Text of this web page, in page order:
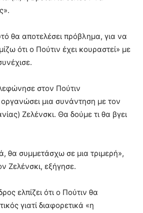
θα αποτελέσει πρόβλημα, για να
ότι ο Πούτιν έχει κουραστεί» με
στον Πούτιν
μια συνάντηση με τον
Ζελένσκι. Θα δούμε τι θα βγει
θα συμμετάσχω σε μια τριμερή»,
Ζελένσκι, εξήγησε.
ελπίζει ότι ο Πούτιν θα
γιατί διαφορετικά «η